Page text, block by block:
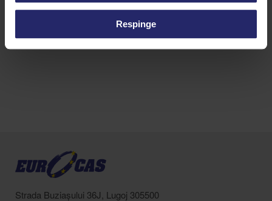
Respinge
Citește mai mult Citește mai mult
Strada Buziașului 36J, Lugoj 305500